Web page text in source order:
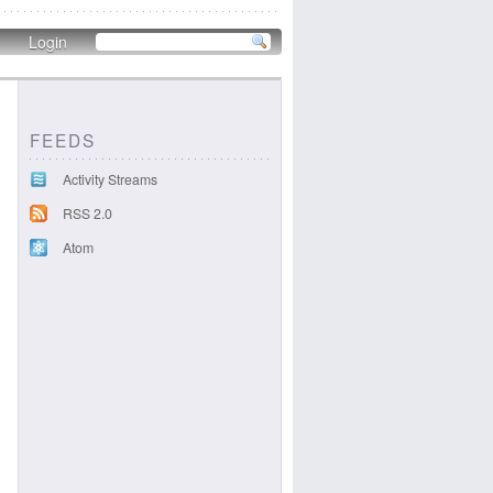
Login
FEEDS
Activity Streams
RSS 2.0
Atom